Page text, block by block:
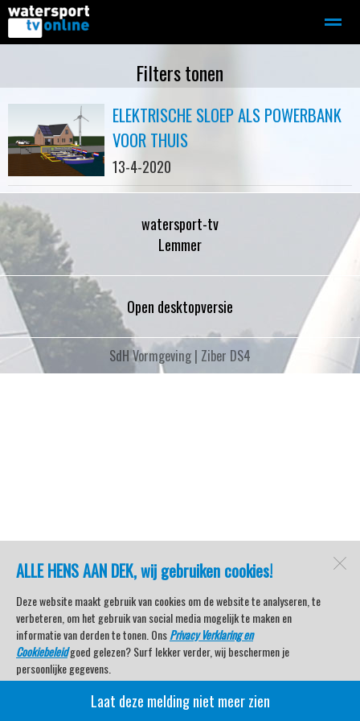
Motorboot-sloep Adverteren
Home
ALLE HENS AAN DEK, wij gebruiken cookies!
Deze website maakt gebruik van cookies om de website te analyseren, te
verbeteren, om het gebruik van social media mogelijk te maken en
informatie van derden te tonen. OnsPrivacy Verklaring en
Cookiebeleidgoed gelezen? Surf lekker verder, wij beschermen je
persoonlijke gegevens.
Veel kijkplezier met Watersport TV Beleving & Nieuws!
Laat deze melding niet meer zien
Filters tonen
ELEKTRISCHE SLOEP ALS POWERBANK
VOOR THUIS
13-4-2020
watersport-tv
Lemmer
Open desktopversie
SdH Vormgeving | Ziber DS4